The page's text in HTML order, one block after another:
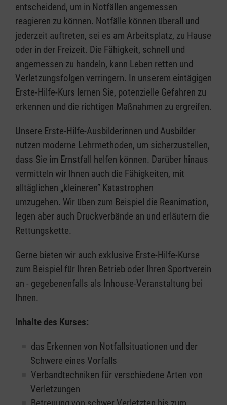
entscheidend, um in Notfällen angemessen
reagieren zu können. Notfälle können überall und
jederzeit auftreten, sei es am Arbeitsplatz, zu Hause
oder in der Freizeit. Die Fähigkeit, schnell und
angemessen zu handeln, kann Leben retten und
Verletzungsfolgen verringern. In unserem eintägigen
Erste-Hilfe-Kurs lernen Sie, potenzielle Gefahren zu
erkennen und die richtigen Maßnahmen zu ergreifen.
Unsere Erste-Hilfe-Ausbilderinnen und Ausbilder
nutzen moderne Lehrmethoden, um sicherzustellen,
dass Sie im Ernstfall helfen können. Darüber hinaus
vermitteln wir Ihnen auch die Fähigkeiten, mit
alltäglichen „kleineren” Katastrophen
umzugehen. Wir üben zum Beispiel die Reanimation,
legen aber auch Druckverbände an und erläutern die
Rettungskette.
Gerne bieten wir auch exklusive Erste-Hilfe-Kurse
zum Beispiel für Ihren Betrieb oder Ihren Sportverein
an - gegebenenfalls als Inhouse-Veranstaltung bei
Ihnen.
Inhalte des Kurses:
das Erkennen von Notfallsituationen und der
Schwere eines Vorfalls
Verbandtechniken für verschiedene Arten von
Verletzungen